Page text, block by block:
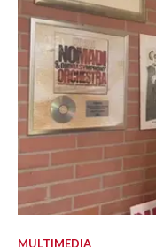
MULTIMEDIA